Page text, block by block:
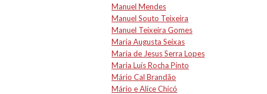
Manuel Mendes
Manuel Souto Teixeira
Manuel Teixeira Gomes
Maria Augusta Seixas
Maria de Jesus Serra Lopes
Maria Luís Rocha Pinto
Mário Cal Brandão
Mário e Alice Chicó